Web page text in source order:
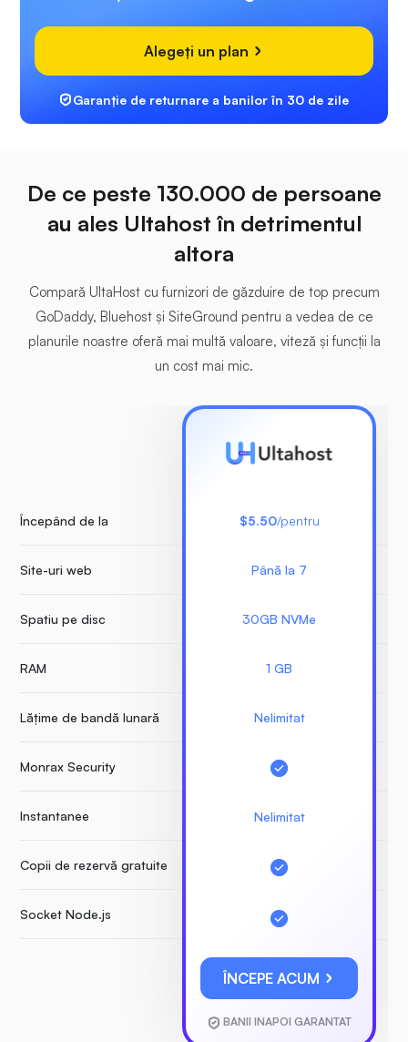
Alegeți un plan
Garanție de returnare a banilor în 30 de zile
De ce peste 130.000 de persoane
au ales Ultahost în detrimentul
altora
Compară UltaHost cu furnizori de găzduire de top precum
GoDaddy, Bluehost și SiteGround pentru a vedea de ce
planurile noastre oferă mai multă valoare, viteză și funcții la
un cost mai mic.
Începând de la
Site-uri web
Spatiu pe disc
RAM
Lățime de bandă lunară
Monrax Security
Instantanee
Copii de rezervă gratuite
Socket Node.js
$5.50/pentru
Până la 7
30GB NVMe
1 GB
Nelimitat
Nelimitat
ÎNCEPE ACUM
BANII INAPOI GARANTAT